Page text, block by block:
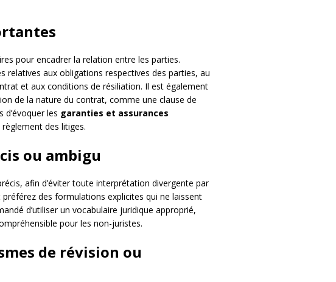
pour encadrer la relation entre les parties.
relatives aux obligations respectives des parties, au
et aux conditions de résiliation. Il est également
de la nature du contrat, comme une clause de
les garanties et assurances
des litiges.
ou ambigu
afin d’éviter toute interprétation divergente par
des formulations explicites qui ne laissent
d’utiliser un vocabulaire juridique approprié,
pour les non-juristes.
de révision ou